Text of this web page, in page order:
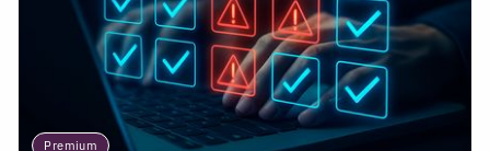
Premium